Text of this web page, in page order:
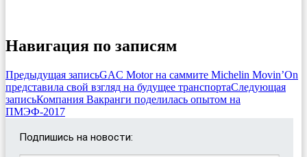
Навигация по записям
Предыдущая записьGAC Motor на саммите Michelin Movin’On
представила свой взгляд на будущее транспортаСледующая
записьКомпания Вакранги поделилась опытом на
ПМЭФ-2017
Подпишись на новости: